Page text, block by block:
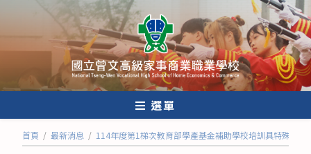
內
選單
首頁 / 最新消息 / 114年度第1梯次教育部學產基金補助學校培訓具特殊專